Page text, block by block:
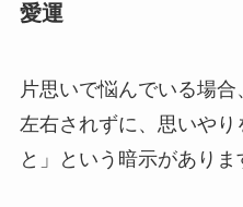
愛運
片思いで悩んでいる場
左右されずに、思いやり
と」という暗示がありま